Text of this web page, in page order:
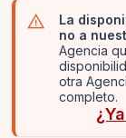
La
no a
Agencia
otra
completo.